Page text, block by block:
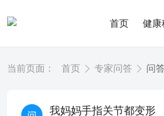
首页 健康
当前页面： 首页 专家问答 问
我妈妈手指关节都变形